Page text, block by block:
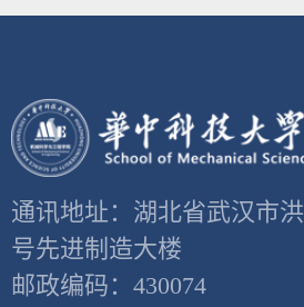
通讯地址：湖北省武汉市
号先进制造大楼
邮政编码：430074